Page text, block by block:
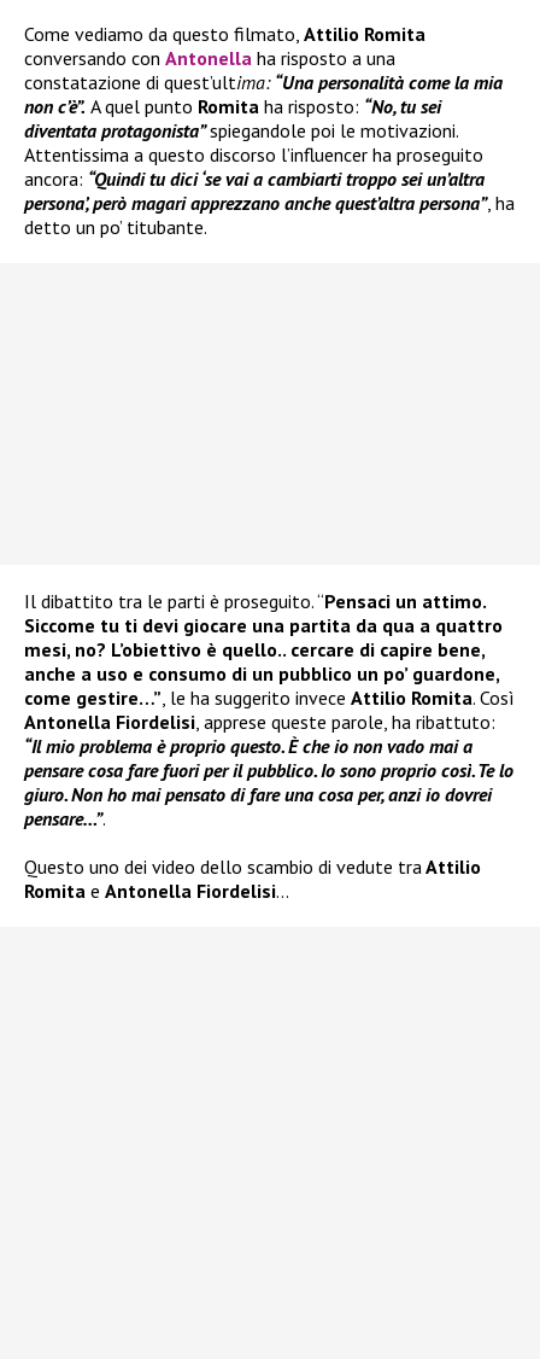
Come vediamo da questo filmato, Attilio Romita
conversando con Antonella ha risposto a una
constatazione di quest’ultima: “Una personalità come la mia
non c’è”. A quel punto Romita ha risposto: “No, tu sei
diventata protagonista”spiegandole poi le motivazioni.
Attentissima a questo discorso l’influencer ha proseguito
ancora: “Quindi tu dici ‘se vai a cambiarti troppo sei un’altra
persona’, però magari apprezzano anche quest’altra persona”, ha
detto un po’ titubante.
Il dibattito tra le parti è proseguito. “Pensaci un attimo.
Siccome tu ti devi giocare una partita da qua a quattro
mesi, no? L’obiettivo è quello.. cercare di capire bene,
anche a uso e consumo di un pubblico un po’ guardone,
come gestire…”, le ha suggerito invece Attilio Romita. Così
Antonella Fiordelisi, apprese queste parole, ha ribattuto:
“Il mio problema è proprio questo. È che io non vado mai a
pensare cosa fare fuori per il pubblico. Io sono proprio così. Te lo
giuro. Non ho mai pensato di fare una cosa per, anzi io dovrei
pensare…”.
Questo uno dei video dello scambio di vedute traAttilio
Romita e Antonella Fiordelisi…